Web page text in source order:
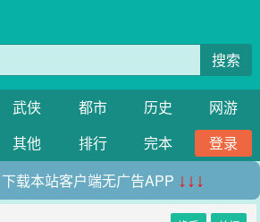
搜索
武侠 都市 历史
网游
其他 排行 完本
登录
载本站客户端无广告APP ↓↓↓